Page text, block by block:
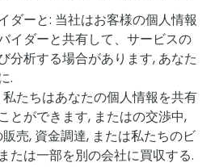
ダーと: 当社はお客様の個人情報
イダーと共有して、サービスの
分析する場合があります, あなた
.
私たちはあなたの個人情報を共有
とができます, またはの交渉中,
売, 資金調達, または私たちのビ
たは一部を別の会社に買収する.